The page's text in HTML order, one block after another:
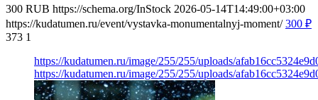
300 RUB https://schema.org/InStock 2026-05-14T14:49:00+03:00
https://kudatumen.ru/event/vystavka-monumentalnyj-moment/ 300 ₽
373 1
https://kudatumen.ru/image/255/255/uploads/
https://kudatumen.ru/image/255/255/uploads/